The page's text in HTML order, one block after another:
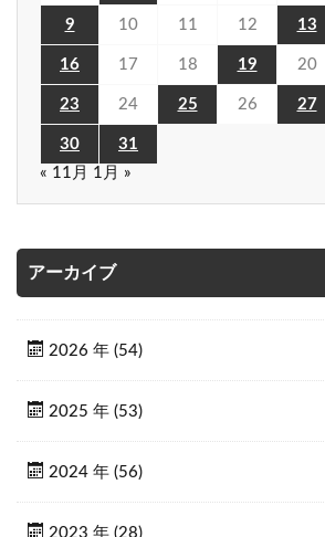
9 10 11 12 13
16 17 18 19 20
23 24 25 26 27
30
31
« 11月 1月 »
アーカイブ
2026 年 (54)
2025 年 (53)
2024 年 (56)
2023 年 (28)